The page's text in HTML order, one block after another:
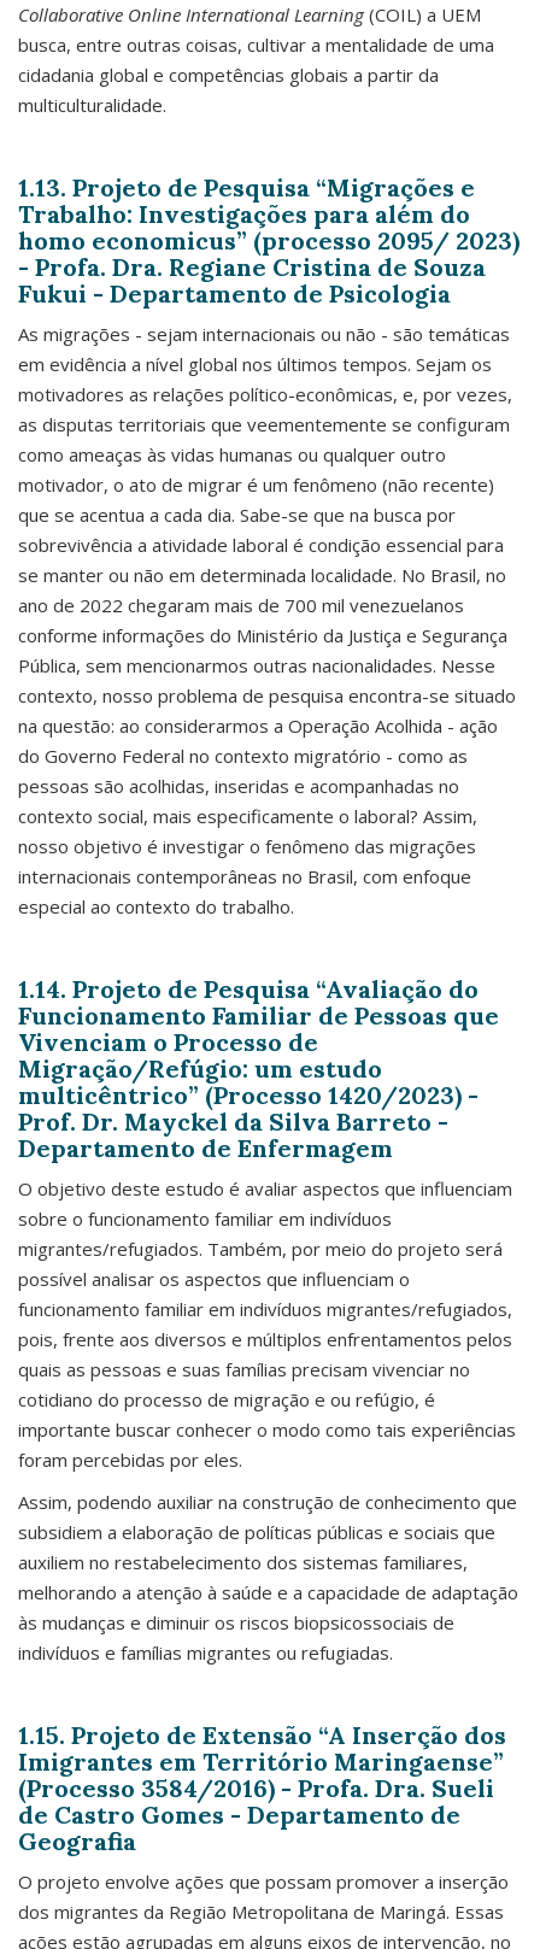
Collaborative Online International Learning(COIL) a UEM
busca, entre outras coisas, cultivar a mentalidade de uma
cidadania global e competências globais a partir da
multiculturalidade.
1.13. Projeto de Pesquisa “Migrações e
Trabalho: Investigações para além do
homo economicus” (processo 2095/ 2023)
- Profa. Dra. Regiane Cristina de Souza
Fukui - Departamento de Psicologia
As migrações - sejam internacionais ou não - são temáticas
em evidência a nível global nos últimos tempos. Sejam os
motivadores as relações político-econômicas, e, por vezes,
as disputas territoriais que veementemente se configuram
como ameaças às vidas humanas ou qualquer outro
motivador, o ato de migrar é um fenômeno (não recente)
que se acentua a cada dia. Sabe-se que na busca por
sobrevivência a atividade laboral é condição essencial para
se manter ou não em determinada localidade. No Brasil, no
ano de 2022 chegaram mais de 700 mil venezuelanos
conforme informações do Ministério da Justiça e Segurança
Pública, sem mencionarmos outras nacionalidades. Nesse
contexto, nosso problema de pesquisa encontra-se situado
na questão: ao considerarmos a Operação Acolhida - ação
do Governo Federal no contexto migratório - como as
pessoas são acolhidas, inseridas e acompanhadas no
contexto social, mais especificamente o laboral? Assim,
nosso objetivo é investigar o fenômeno das migrações
internacionais contemporâneas no Brasil, com enfoque
especial ao contexto do trabalho.
1.14. Projeto de Pesquisa “Avaliação do
Funcionamento Familiar de Pessoas que
Vivenciam o Processo de
Migração/Refúgio: um estudo
multicêntrico” (Processo 1420/2023) -
Prof. Dr. Mayckel da Silva Barreto -
Departamento de Enfermagem
O objetivo deste estudo é avaliar aspectos que influenciam
sobre o funcionamento familiar em indivíduos
migrantes/refugiados. Também, por meio do projeto será
possível analisar os aspectos que influenciam o
funcionamento familiar em indivíduos migrantes/refugiados,
pois, frente aos diversos e múltiplos enfrentamentos pelos
quais as pessoas e suas famílias precisam vivenciar no
cotidiano do processo de migração e ou refúgio, é
importante buscar conhecer o modo como tais experiências
foram percebidas por eles.
Assim, podendo auxiliar na construção de conhecimento que
subsidiem a elaboração de políticas públicas e sociais que
auxiliem no restabelecimento dos sistemas familiares,
melhorando a atenção à saúde e a capacidade de adaptação
às mudanças e diminuir os riscos biopsicossociais de
indivíduos e famílias migrantes ou refugiadas.
1.15. Projeto de Extensão “A Inserção dos
Imigrantes em Território Maringaense”
(Processo 3584/2016) - Profa. Dra. Sueli
de Castro Gomes - Departamento de
Geografia
O projeto envolve ações que possam promover a inserção
dos migrantes da Região Metropolitana de Maringá. Essas
ações estão agrupadas em alguns eixos de intervenção, no